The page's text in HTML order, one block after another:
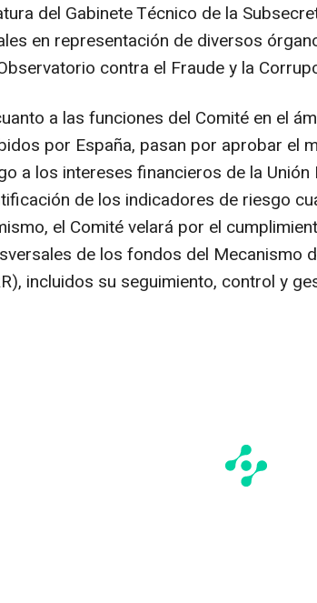
del Gabinete Técnico de la
en representación de diversos
contra el Fraude y la
a las funciones del Comité en el
por España, pasan por aprobar el
a los intereses financieros de la Unión
de los indicadores de riesgo
el Comité velará por el
de los fondos del Mecanismo
incluidos su seguimiento, control y